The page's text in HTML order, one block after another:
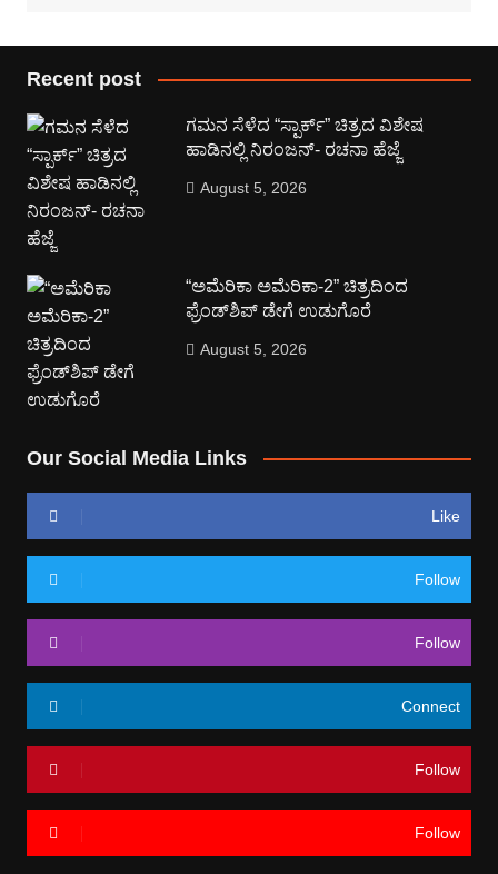
Recent post
ಗಮನ ಸೆಳೆದ “ಸ್ಪಾರ್ಕ್” ಚಿತ್ರದ ವಿಶೇಷ
ಹಾಡಿನಲ್ಲಿ ನಿರಂಜನ್- ರಚನಾ ಹೆಜ್ಜೆ
August 5, 2026
“ಅಮೆರಿಕಾ ಅಮೆರಿಕಾ-2” ಚಿತ್ರದಿಂದ
ಫ್ರೆಂಡ್‍ಶಿಪ್ ಡೇಗೆ ಉಡುಗೊರೆ
August 5, 2026
Our Social Media Links
Like
Follow
Follow
Connect
Follow
Follow